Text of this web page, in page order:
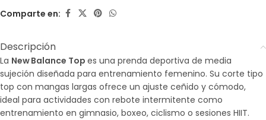
Comparte en:
Descripción
La New Balance Top es una prenda deportiva de media
sujeción diseñada para entrenamiento femenino. Su corte tipo
top con mangas largas ofrece un ajuste ceñido y cómodo,
ideal para actividades con rebote intermitente como
entrenamiento en gimnasio, boxeo, ciclismo o sesiones HIIT.